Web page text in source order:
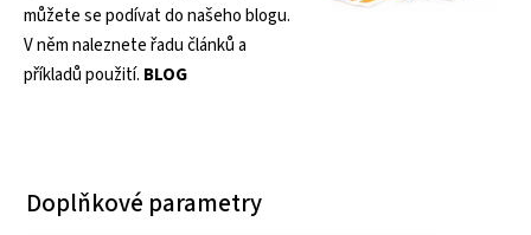
můžete se podívat do našeho blogu.
V něm naleznete řadu článků a
příkladů použití. BLOG
Doplňkové parametry